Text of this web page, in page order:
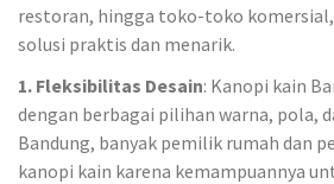
restoran, hingga toko-toko
solusi praktis dan menarik.
1. Fleksibilitas Desain: Kanopi kain
dengan berbagai pilihan warna, pola,
Bandung, banyak pemilik rumah dan
kanopi kain karena kemampuannya